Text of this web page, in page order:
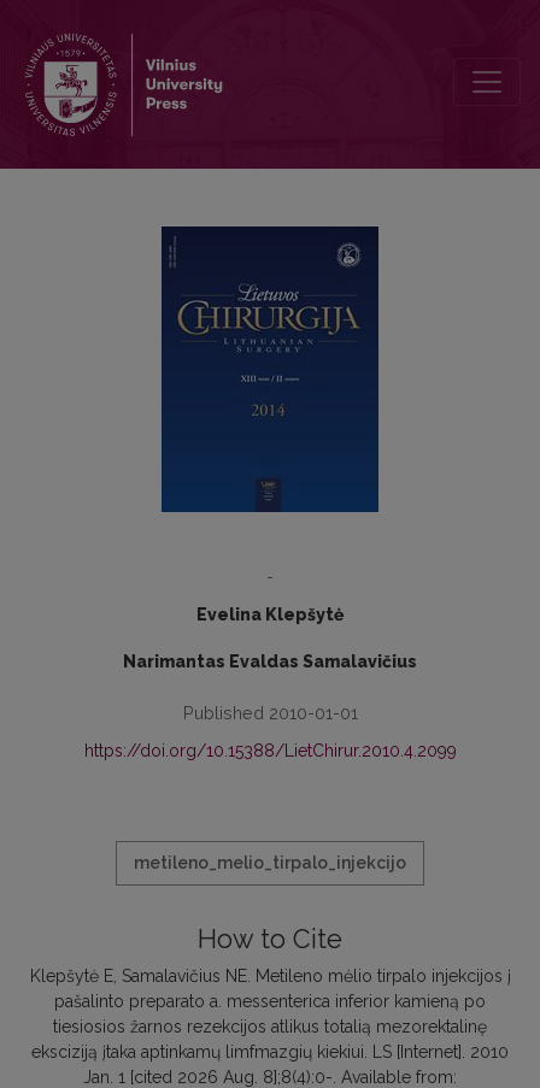
-
Evelina Klepšytė
Narimantas Evaldas Samalavičius
Published 2010-01-01
https://doi.org/10.15388/LietChirur.2010.4.2099
metileno_melio_tirpalo_injekcijo
How to Cite
Klepšytė E, Samalavičius NE. Metileno mėlio tirpalo injekcijos į
pašalinto preparato a. messenterica inferior kamieną po
tiesiosios žarnos rezekcijos atlikus totalią mezorektalinę
eksciziją įtaka aptinkamų limfmazgių kiekiui. LS [Internet]. 2010
Jan. 1 [cited 2026 Aug. 8];8(4):0-. Available from: